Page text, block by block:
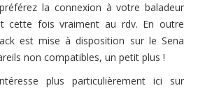
la connexion à votre baladeur
cette fois vraiment au rdv. En outre
est mise à disposition sur le Sena
non compatibles, un petit plus !
plus particulièrement ici sur